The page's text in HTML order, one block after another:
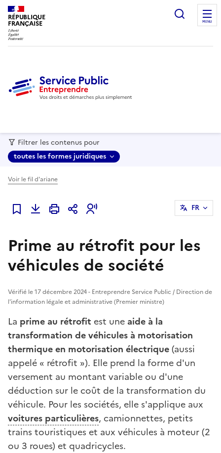
RÉPUBLIQUE
FRANÇAISE MENU
Filtrer les contenus pour
toutes les formes juridiques
Voir le fil d'ariane
Ajouter à mes favoris
FR
Prime au rétrofit pour les
véhicules de société
Vérifié le 17 décembre 2024 - Entreprendre Service Public / Direction de
l'information légale et administrative (Premier ministre)
La prime au rétrofit est une aide à la
transformation de véhicules à motorisation
thermique en motorisation électrique(aussi
appelé « rétrofit »). Elle prend la forme d'un
versement au montant variable ou d'une
déduction sur le coût de la transformation du
véhicule. Pour les sociétés, elle s'applique aux
voitures particulières, camionnettes, petits
trains touristiques et aux véhicules à moteur (2
ou 3 roues) et quadricycles.